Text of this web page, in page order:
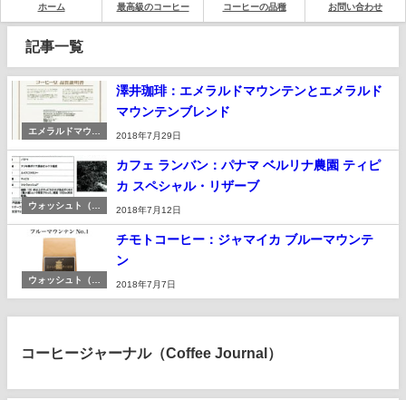
ホーム 最高級のコーヒー コーヒーの品種 お問い合わせ
記事一覧
エメラルドマウン
澤井珈琲：エメラルドマウンテンとエメラルド
マウンテンブレンド
2018年7月29日
ウォッシュト（湿
カフェ ランバン：パナマ ベルリナ農園 ティピ
カ スペシャル・リザーブ
2018年7月12日
ウォッシュト（湿
チモトコーヒー：ジャマイカ ブルーマウンテ
ン
2018年7月7日
コーヒージャーナル（Coffee Journal）